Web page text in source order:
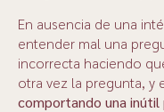
En ausencia de una
entender mal una
incorrecta haciendo
otra vez la pregunta, y
comportando una